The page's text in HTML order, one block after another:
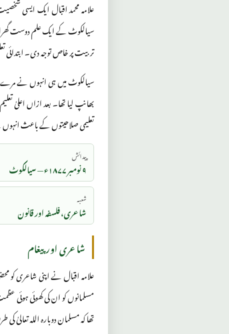
سیالکوٹ کے ایک علم دوست
تربیت پر خاص توجہ دی۔
سیالکوٹ میں ہی انہوں نے
بھانپ لیا تھا۔ بعد ازاں اعلیٰ
تعلیمی صلاحیتوں کے باعث
پیدائش
۹ نومبر ۱۸۷۷ء — سیالکوٹ
شعبہ
شاعری، فلسفہ اور قانون
شاعری اور پیغام
علامہ اقبال نے اپنی شاعری کو
مسلمانوں کو ان کی کھوئی ہوئی
تھا کہ مسلمان دوبارہ اللہ تعالیٰ